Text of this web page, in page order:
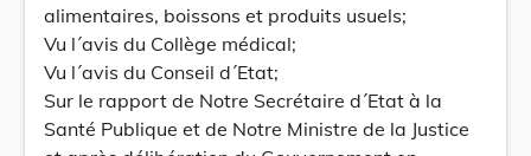
alimentaires, boissons et produits usuels;
Vu l´avis du Collège médical;
Vu l´avis du Conseil d´Etat;
Sur le rapport de Notre Secrétaire d´Etat à la
Santé Publique et de Notre Ministre de la Justice